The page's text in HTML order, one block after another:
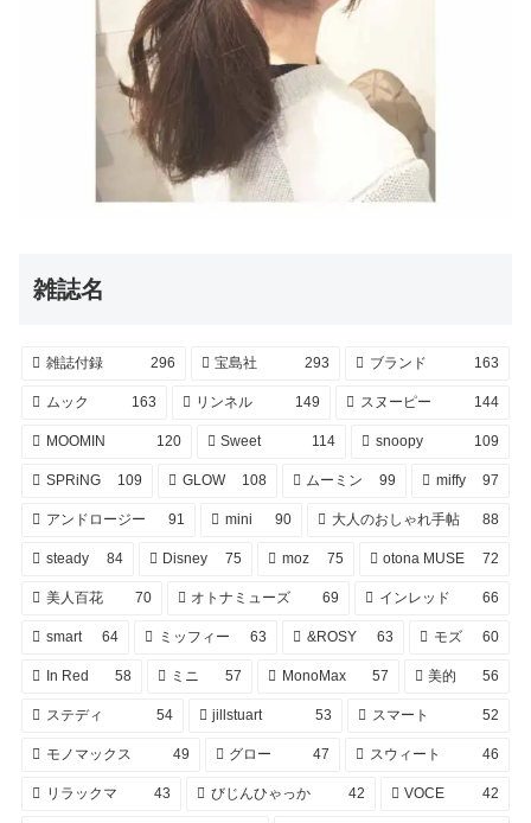
雑誌名
雑誌付録 296 宝島社 293 ブランド 163
ムック 163 リンネル 149 スヌーピー 144
MOOMIN 120 Sweet 114 snoopy 109
SPRiNG 109 GLOW 108 ムーミン 99 miffy 97
アンドロージー 91 mini 90 大人のおしゃれ手帖 88
steady 84 Disney 75 moz 75 otona MUSE 72
美人百花 70 オトナミューズ 69 インレッド 66
smart 64 ミッフィー 63 &ROSY 63 モズ 60
In Red 58 ミニ 57 MonoMax 57 美的 56
ステディ 54 jillstuart 53 スマート 52
モノマックス 49 グロー 47 スウィート 46
リラックマ 43 びじんひゃっか 42 VOCE 42